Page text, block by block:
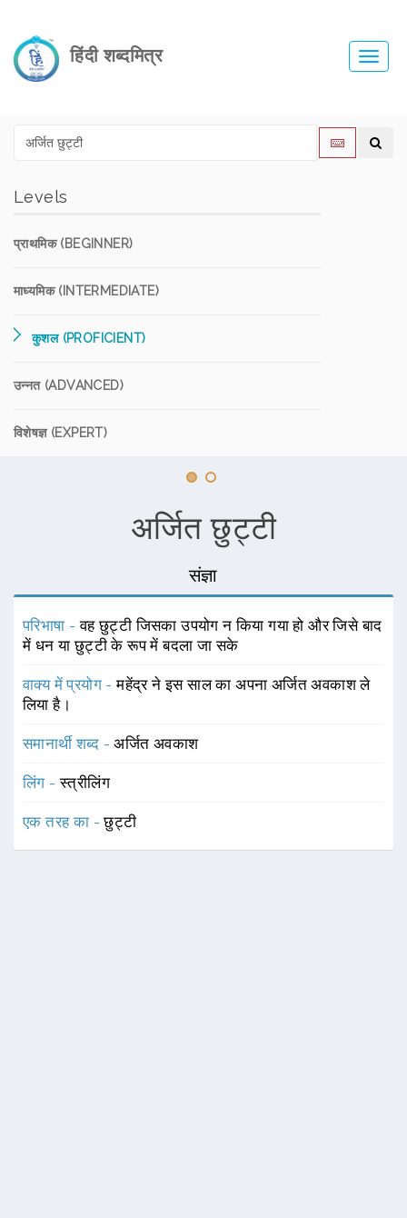
हिंदी शब्दमित्र
Levels
प्राथमिक (BEGINNER)
माध्यमिक (INTERMEDIATE)
कुशल (PROFICIENT)
उन्नत (ADVANCED)
विशेषज्ञ (EXPERT)
अर्जित छुट्टी
संज्ञा
परिभाषा -वह छुट्टी जिसका उपयोग न किया गया हो और जिसे बाद
में धन या छुट्टी के रूप में बदला जा सके
वाक्य में प्रयोग -महेंद्र ने इस साल का अपना अर्जित अवकाश ले
लिया है।
समानार्थी शब्द -अर्जित अवकाश
लिंग -स्त्रीलिंग
एक तरह का -छुट्टी